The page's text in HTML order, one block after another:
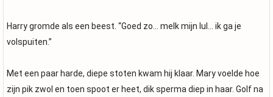
Harry gromde als een beest. “Goed zo… melk mijn lul… ik ga je
volspuiten.”
Met een paar harde, diepe stoten kwam hij klaar. Mary voelde hoe
zijn pik zwol en toen spoot er heet, dik sperma diep in haar. Golf na